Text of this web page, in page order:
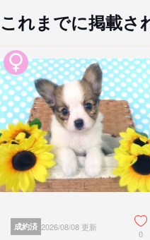
これまでに掲載さ
成約済 2026/08/08 更新
0